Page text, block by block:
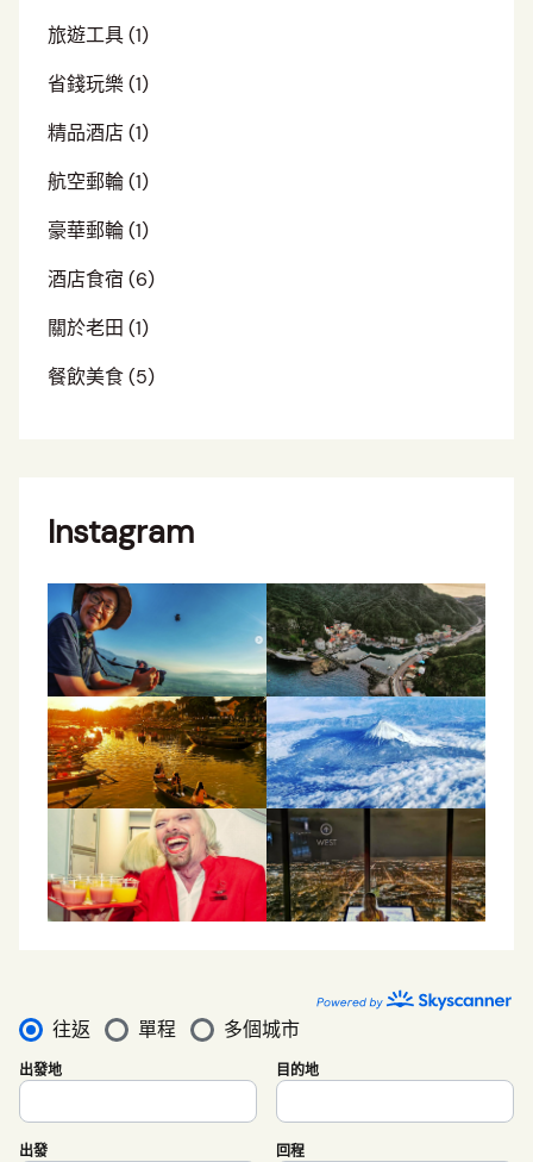
旅遊工具(1)
省錢玩樂(1)
精品酒店(1)
航空郵輪(1)
豪華郵輪(1)
酒店食宿 (6)
關於老田 (1)
餐飲美食(5)
Instagram